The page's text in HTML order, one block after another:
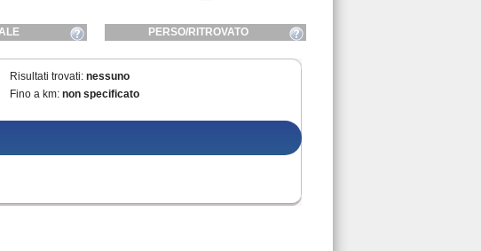
PERSO/RITROVATO
Risultati trovati: nessuno
Fino a km: non specificato